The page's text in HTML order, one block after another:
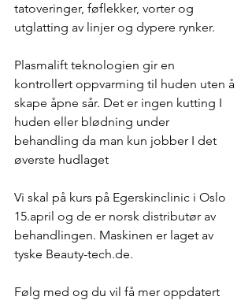
tatoveringer, føflekker, vorter og
utglatting av linjer og dypere rynker.
Plasmalift teknologien gir en
kontrollert oppvarming til huden uten å
skape åpne sår. Det er ingen kutting I
huden eller blødning under
behandling da man kun jobber I det
øverste hudlaget
Vi skal på kurs på Egerskinclinic i Oslo
15.april og de er norsk distributør av
behandlingen. Maskinen er laget av
tyske Beauty-tech.de.
Følg med og du vil få mer oppdatert